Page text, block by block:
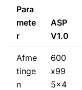
Para
mete
r
ASP
V1.0
Afme
tinge
n
600
x99
5x4